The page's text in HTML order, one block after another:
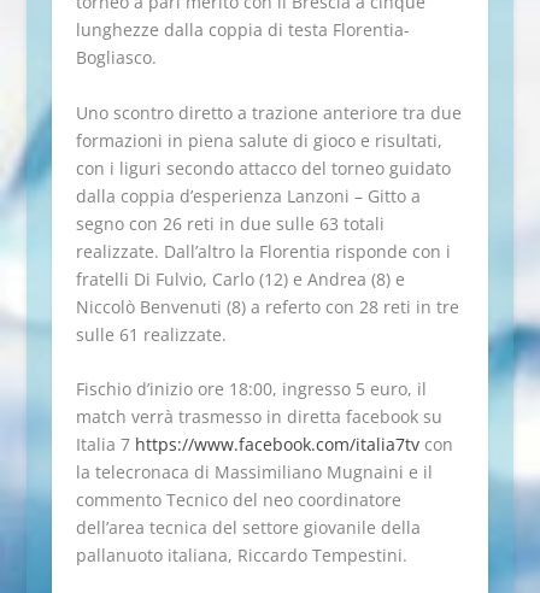
lunghezze dalla coppia di testa Florentia-
Bogliasco.
Uno scontro diretto a trazione anteriore tra due
formazioni in piena salute di gioco e risultati,
con i liguri secondo attacco del torneo guidato
dalla coppia d’esperienza Lanzoni – Gitto a
segno con 26 reti in due sulle 63 totali
realizzate. Dall’altro la Florentia risponde con i
fratelli Di Fulvio, Carlo (12) e Andrea (8) e
Niccolò Benvenuti (8) a referto con 28 reti in tre
sulle 61 realizzate.
Fischio d’inizio ore 18:00, ingresso 5 euro, il
match verrà trasmesso in diretta facebook su
Italia 7 https://www.facebook.com/italia7tvcon
la telecronaca di Massimiliano Mugnaini e il
commento Tecnico del neo coordinatore
dell’area tecnica del settore giovanile della
pallanuoto italiana, Riccardo Tempestini.